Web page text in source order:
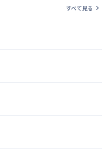
すべて見る chevron_right